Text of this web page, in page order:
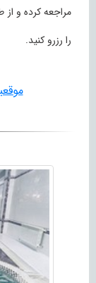
مراجعه کرده و
را رزرو کنید.